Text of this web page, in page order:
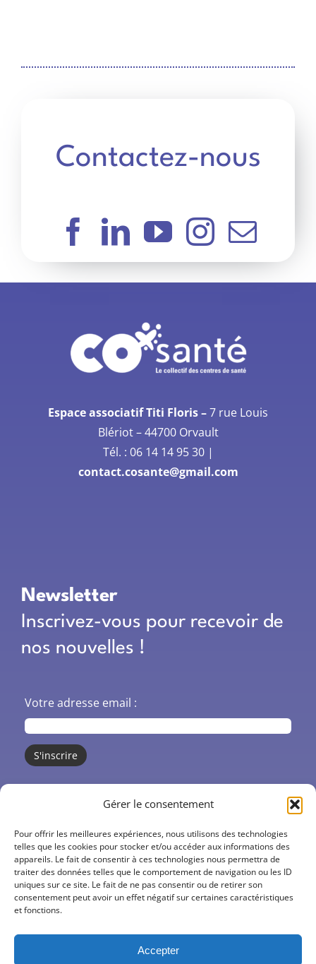
Gérer le consentement
Pour offrir les meilleures expériences, nous utilisons des technologies
telles que les cookies pour stocker et/ou accéder aux informations des
appareils. Le fait de consentir à ces technologies nous permettra de
traiter des données telles que le comportement de navigation ou les ID
uniques sur ce site. Le fait de ne pas consentir ou de retirer son
consentement peut avoir un effet négatif sur certaines caractéristiques
et fonctions.
Accepter
Contactez-nous
Espace associatif Titi Floris –7 rue Louis
Blériot –44700 Orvault
Tél. : 06 14 14 95 30|
contact.cosante@gmail.com
Newsletter
Inscrivez-vous pour recevoir de
nos nouvelles !
Votre adresse email :
CO’santé
Centres de santé
Actions
Actualités